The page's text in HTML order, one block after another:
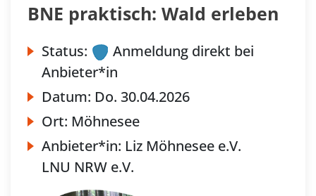
BNE praktisch: Wald erleben
Status:
Anmeldung direkt bei
Anbieter*in
Datum: Do. 30.04.2026
Ort: Möhnesee
Anbieter*in: Liz Möhnesee e.V.
LNU NRW e.V.